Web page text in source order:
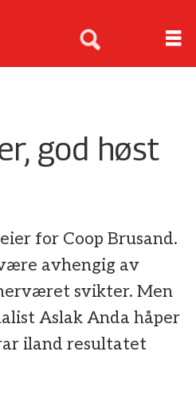
god høst
for Coop Brusand.
avhengig av
svikter. Men
Aslak Anda håper
iland resultatet